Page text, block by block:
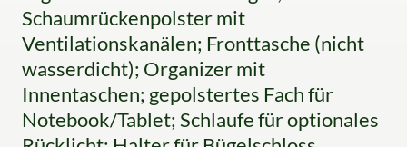
Schaumrückenpolster mit
Ventilationskanälen; Fronttasche (nicht
wasserdicht); Organizer mit
Innentaschen; gepolstertes Fach für
Notebook/Tablet; Schlaufe für optionales